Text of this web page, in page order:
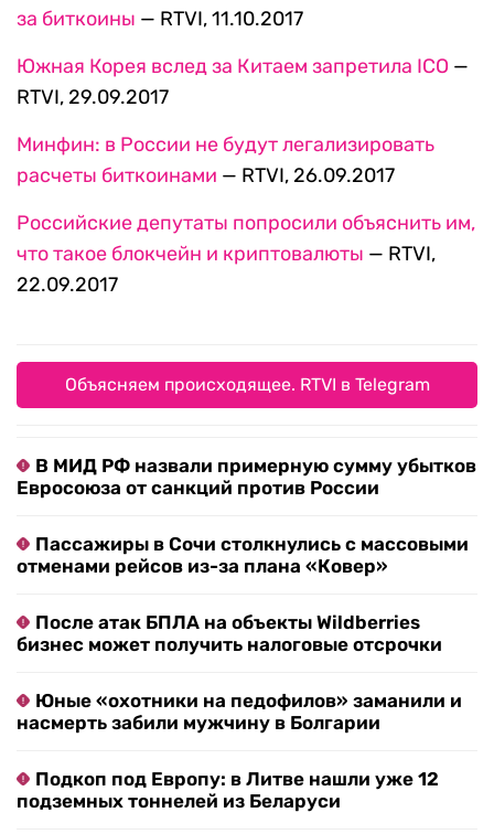
за биткоины — RTVI, 11.10.2017
Южная Корея вслед за Китаем запретила ICO —
RTVI, 29.09.2017
Минфин: в России не будут легализировать
расчеты биткоинами — RTVI, 26.09.2017
Российские депутаты попросили объяснить им,
что такое блокчейн и криптовалюты — RTVI,
22.09.2017
Объясняем происходящее. RTVI в Telegram
В МИД РФ назвали примерную сумму убытков
Евросоюза от санкций против России
Пассажиры в Сочи столкнулись с массовыми
отменами рейсов из-за плана «Ковер»
После атак БПЛА на объекты Wildberries
бизнес может получить налоговые отсрочки
Юные «охотники на педофилов» заманили и
насмерть забили мужчину в Болгарии
Подкоп под Европу: в Литве нашли уже 12
подземных тоннелей из Беларуси